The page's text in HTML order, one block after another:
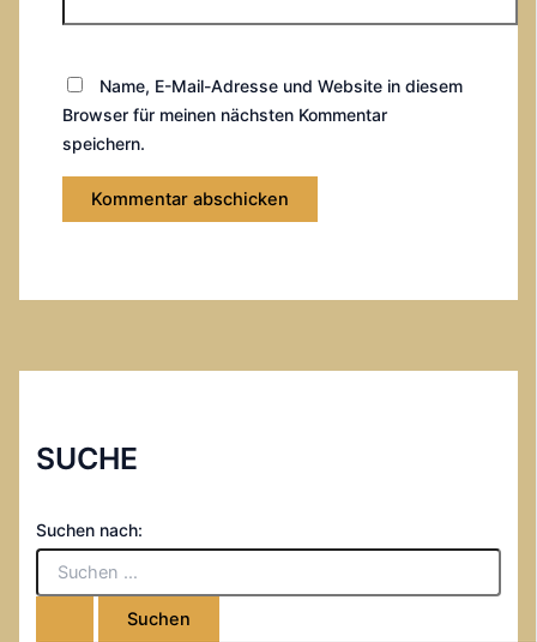
Name, E-Mail-Adresse und Website in diesem
Browser für meinen nächsten Kommentar
speichern.
SUCHE
Suchen nach: